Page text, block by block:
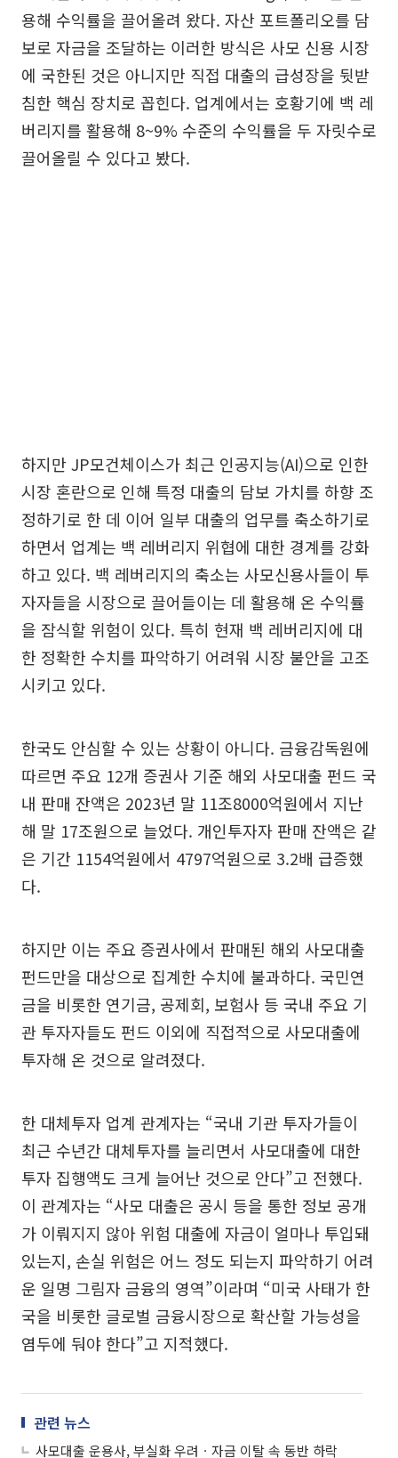
용해 수익률을 끌어올려 왔다. 자산 포트폴리오를 담
보로 자금을 조달하는 이러한 방식은 사모 신용 시장
에 국한된 것은 아니지만 직접 대출의 급성장을 뒷받
침한 핵심 장치로 꼽힌다. 업계에서는 호황기에 백 레
버리지를 활용해 8~9% 수준의 수익률을 두 자릿수로
끌어올릴 수 있다고 봤다.
하지만 JP모건체이스가 최근 인공지능(AI)으로 인한
시장 혼란으로 인해 특정 대출의 담보 가치를 하향 조
정하기로 한 데 이어 일부 대출의 업무를 축소하기로
하면서 업계는 백 레버리지 위협에 대한 경계를 강화
하고 있다. 백 레버리지의 축소는 사모신용사들이 투
자자들을 시장으로 끌어들이는 데 활용해 온 수익률
을 잠식할 위험이 있다. 특히 현재 백 레버리지에 대
한 정확한 수치를 파악하기 어려워 시장 불안을 고조
시키고 있다.
한국도 안심할 수 있는 상황이 아니다. 금융감독원에
따르면 주요 12개 증권사 기준 해외 사모대출 펀드 국
내 판매 잔액은 2023년 말 11조8000억원에서 지난
해 말 17조원으로 늘었다. 개인투자자 판매 잔액은 같
은 기간 1154억원에서 4797억원으로 3.2배 급증했
다.
하지만 이는 주요 증권사에서 판매된 해외 사모대출
펀드만을 대상으로 집계한 수치에 불과하다. 국민연
금을 비롯한 연기금, 공제회, 보험사 등 국내 주요 기
관 투자자들도 펀드 이외에 직접적으로 사모대출에
투자해 온 것으로 알려졌다.
한 대체투자 업계 관계자는 “국내 기관 투자가들이
최근 수년간 대체투자를 늘리면서 사모대출에 대한
투자 집행액도 크게 늘어난 것으로 안다”고 전했다.
이 관계자는 “사모 대출은 공시 등을 통한 정보 공개
가 이뤄지지 않아 위험 대출에 자금이 얼마나 투입돼
있는지, 손실 위험은 어느 정도 되는지 파악하기 어려
운 일명 그림자 금융의 영역”이라며 “미국 사태가 한
국을 비롯한 글로벌 금융시장으로 확산할 가능성을
염두에 둬야 한다”고 지적했다.
관련 뉴스
사모대출 운용사, 부실화 우려ㆍ자금 이탈 속 동반 하락